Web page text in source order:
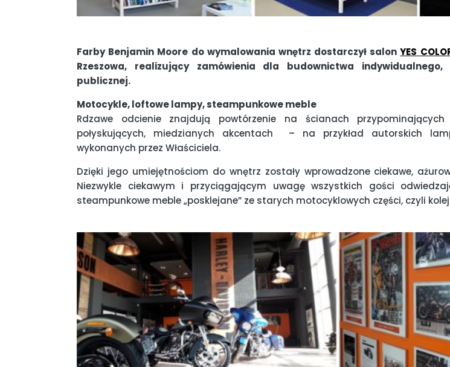
Farby Benjamin Moore do wymalowania wnętrz dostarczył salonYES
Rzeszowa, realizujący zamówienia dla budownictwa
publicznej.
Motocykle, loftowe lampy, steampunkowe meble
Rdzawe odcienie znajdują powtórzenie na ścianach
połyskujących, miedzianych akcentach – na przykład autorskich
wykonanych przez Właściciela.
Dzięki jego umiejętnościom do wnętrz zostały wprowadzone ciekawe,
Niezwykle ciekawym i przyciągającym uwagę wszystkich gości
steampunkowe meble „posklejane” ze starych motocyklowych części, czyli